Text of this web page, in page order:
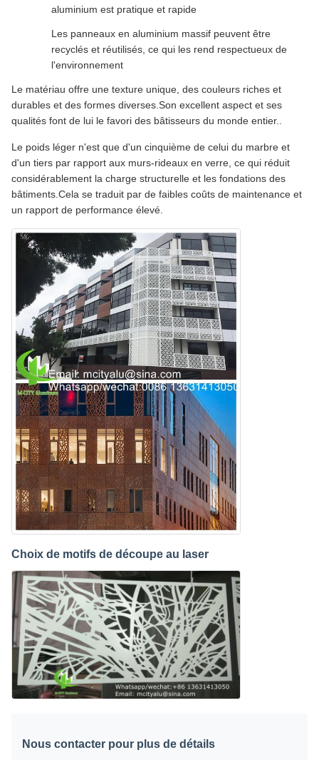
aluminium est pratique et rapide
Les panneaux en aluminium massif peuvent être
recyclés et réutilisés, ce qui les rend respectueux de
l'environnement
Le matériau offre une texture unique, des couleurs riches et
durables et des formes diverses.Son excellent aspect et ses
qualités font de lui le favori des bâtisseurs du monde entier..
Le poids léger n'est que d'un cinquième de celui du marbre et
d'un tiers par rapport aux murs-rideaux en verre, ce qui réduit
considérablement la charge structurelle et les fondations des
bâtiments.Cela se traduit par de faibles coûts de maintenance et
un rapport de performance élevé.
Choix de motifs de découpe au laser
Nous contacter pour plus de détails